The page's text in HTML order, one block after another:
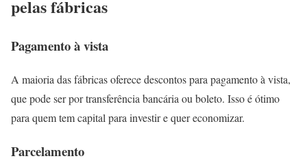
pelas fábricas
Pagamento à vista
A maioria das fábricas oferece descontos para pagamento à vista,
que pode ser por transferência bancária ou boleto. Isso é ótimo
para quem tem capital para investir e quer economizar.
Parcelamento